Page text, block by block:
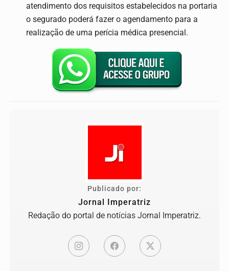
atendimento dos requisitos estabelecidos na portaria
o segurado poderá fazer o agendamento para a
realização de uma perícia médica presencial.
Publicado por:
Jornal Imperatriz
Redação do portal de notícias Jornal Imperatriz.